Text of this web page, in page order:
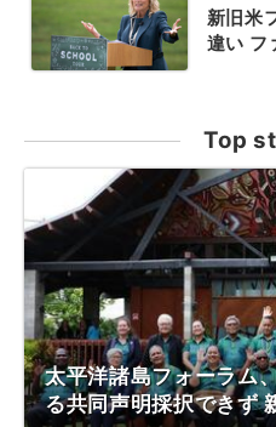
新旧米
違い フ
Top
太平洋諸島フォーラム
る共同声明採択できず